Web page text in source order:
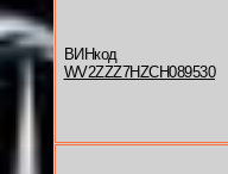
ВИНкод
WV2ZZZ7HZCH089530